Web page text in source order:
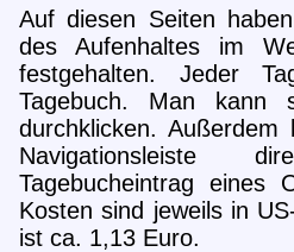
Auf diesen Seiten
des Aufenhaltes im
festgehalten. Jeder
Tagebuch. Man kann
durchklicken.
Navigationsleiste
Tagebucheintrag eines
Kosten sind jeweils in
ist ca. 1,13 Euro.